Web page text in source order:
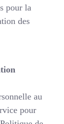
pour la
des
au
pour